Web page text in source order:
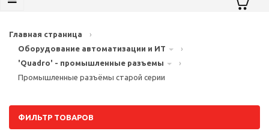
Главная страница
›
Оборудование автоматизации и ИТ
›
'Quadro' - промышленные разъемы
›
Промышленные разъёмы старой серии
ФИЛЬТР ТОВАРОВ